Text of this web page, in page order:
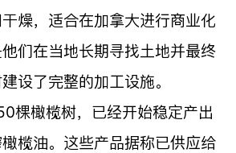
燥，适合在加拿大进行商业化
们在当地长期寻找土地并最终
设了完整的加工设施。
棵橄榄树，已经开始稳定产出
榄油。这些产品据称已供应给